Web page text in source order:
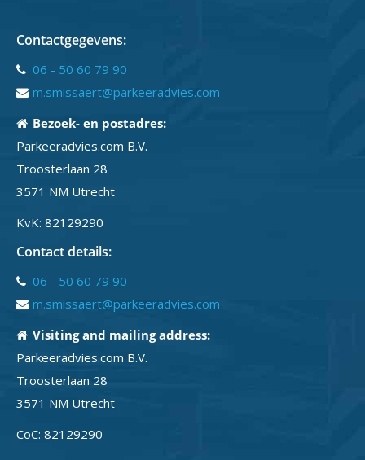
Contactgegevens:
06 - 50 60 79 90
m.smissaert@parkeeradvies.com
Bezoek- en postadres:
Parkeeradvies.com B.V.
Troosterlaan 28
3571 NM Utrecht
KvK: 82129290
Contact details:
06 - 50 60 79 90
m.smissaert@parkeeradvies.com
Visiting and mailing address:
Parkeeradvies.com B.V.
Troosterlaan 28
3571 NM Utrecht
CoC: 82129290